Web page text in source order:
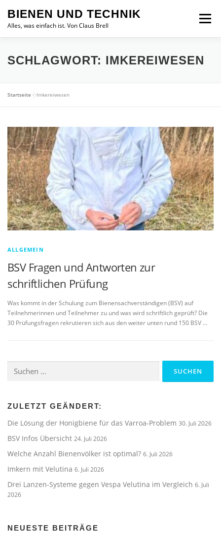
Inhalt
springen
BIENEN UND TECHNIK
Alles, was einfach ist. Von Claus Brell
Menü
SCHLAGWORT: IMKEREIWESEN
Startseite »Imkereiwesen
ALLGEMEIN
BSV Fragen und Antworten zur
schriftlichen Prüfung
Was kommt in der Schulung zum Bienensachverständigen (BSV) auf
Teilnehmerinnen und Teilnehmer zu und was wird schriftlich geprüft? Die
30 Prüfungsfragen rekrutieren sich aus den weiter unten rund 150 BSV …
nach:
ZULETZT GEÄNDERT:
Die Lösung der Honigbiene für das Varroa-Problem 30. Juli 2026
BSV Infos Übersicht 24. Juli 2026
Welche Anzahl Bienenvölker ist optimal? 6. Juli 2026
Imkern mit Velutina 6. Juli 2026
Drei Lanzen-Systeme gegen Vespa Velutina im Vergleich 6. Juli
2026
NEUESTE BEITRÄGE